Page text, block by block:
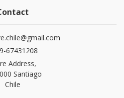
67431208
Address,
Santiago
Chile